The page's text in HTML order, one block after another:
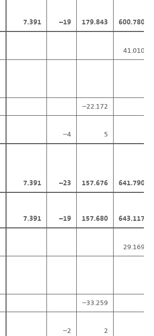
7.391 –19 179.843
600.780
41.010
–22.172
–4
5
7.391 –23 157.676 641.790
7.391 –19 157.680
643.117
29.169
–33.259
–2
2